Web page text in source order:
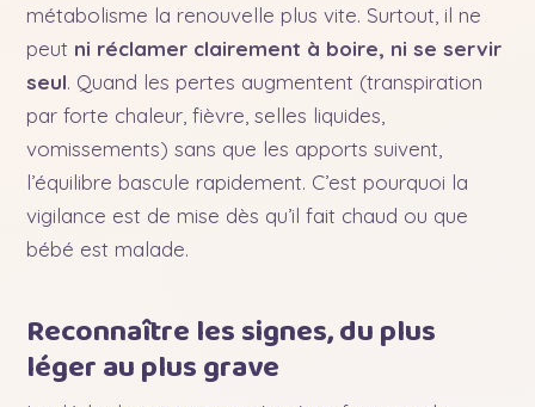
métabolisme la renouvelle plus vite. Surtout, il ne
peut ni réclamer clairement à boire, ni se servir
seul. Quand les pertes augmentent (transpiration
par forte chaleur, fièvre, selles liquides,
vomissements) sans que les apports suivent,
l’équilibre bascule rapidement. C’est pourquoi la
vigilance est de mise dès qu’il fait chaud ou que
bébé est malade.
Reconnaître les signes, du plus
léger au plus grave